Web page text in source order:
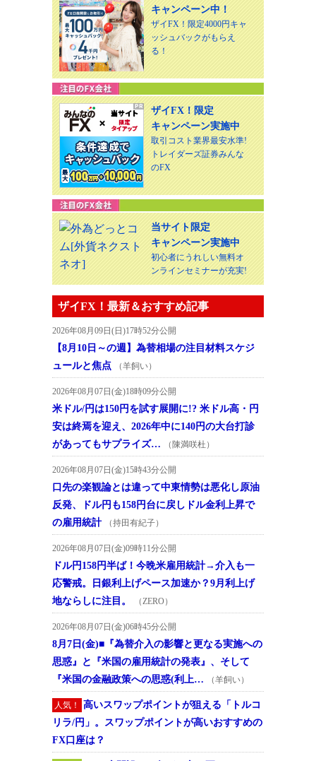
キャンペーン中！
ザイFX！限定4000円キャ
ッシュバックがもらえ
る！
ザイFX！限定
キャンペーン実施中
取引コスト業界最安水準!
トレイダーズ証券みんな
のFX
当サイト限定
キャンペーン実施中
初心者にうれしい無料オ
ンラインセミナーが充実!
ザイFX！最新＆おすすめ記事
2026年08月09日(日)17時52分公開
【8月10日～の週】為替相場の注目材料スケジ
ュールと焦点
（羊飼い）
2026年08月07日(金)18時09分公開
米ドル/円は150円を試す展開に!? 米ドル高・円
安は終焉を迎え、2026年中に140円の大台打診
があってもサプライズ…
（陳満咲杜）
2026年08月07日(金)15時43分公開
口先の楽観論とは違って中東情勢は悪化し原油
反発、ドル円も158円台に戻しドル金利上昇で
の雇用統計
（持田有紀子）
2026年08月07日(金)09時11分公開
ドル円158円半ば！今晩米雇用統計→介入も一
応警戒。日銀利上げペース加速か？9月利上げ
地ならしに注目。
（ZERO）
2026年08月07日(金)06時45分公開
8月7日(金)■『為替介入の影響と更なる実施への
思惑』と『米国の雇用統計の発表』、そして
『米国の金融政策への思惑(利上…
（羊飼い）
人気！
高いスワップポイントが狙える「トルコ
リラ/円」。スワップポイントが高いおすすめの
FX口座は？